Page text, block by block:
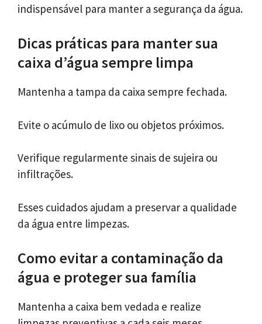
indispensável para manter a segurança da água.
Dicas práticas para manter sua
caixa d’água sempre limpa
Mantenha a tampa da caixa sempre fechada.
Evite o acúmulo de lixo ou objetos próximos.
Verifique regularmente sinais de sujeira ou
infiltrações.
Esses cuidados ajudam a preservar a qualidade
da água entre limpezas.
Como evitar a contaminação da
água e proteger sua família
Mantenha a caixa bem vedada e realize